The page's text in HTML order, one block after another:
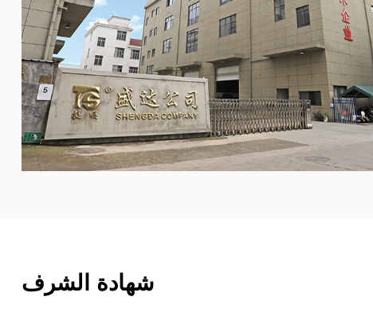
شهادة الشرف